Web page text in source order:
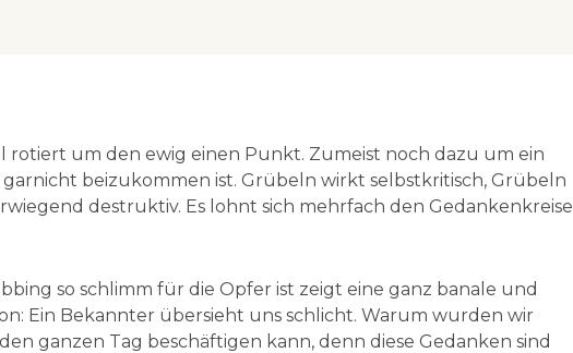
rotiert um den ewig einen Punkt. Zumeist noch dazu um ein
beizukommen ist. Grübeln wirkt selbstkritisch, Grübeln
destruktiv. Es lohnt sich mehrfach den Gedankenkreise
so schlimm für die Opfer ist zeigt eine ganz banale und
Ein Bekannter übersieht uns schlicht. Warum wurden wir
ganzen Tag beschäftigen kann, denn diese Gedanken sind